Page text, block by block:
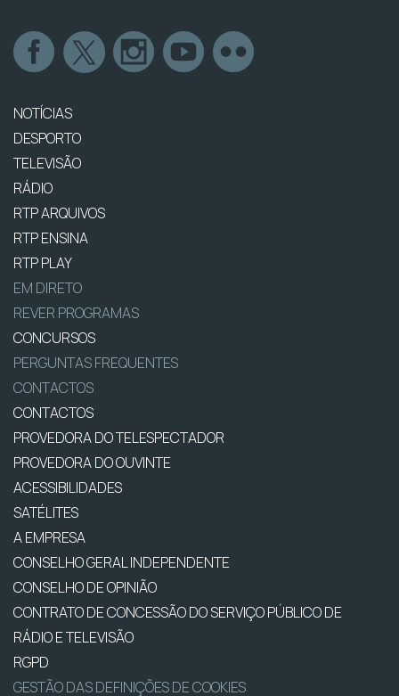
NOTÍCIAS
DESPORTO
TELEVISÃO
RÁDIO
RTP ARQUIVOS
RTP ENSINA
RTP PLAY
EM DIRETO
REVER PROGRAMAS
CONCURSOS
PERGUNTAS FREQUENTES
CONTACTOS
CONTACTOS
PROVEDORA DO TELESPECTADOR
PROVEDORA DO OUVINTE
ACESSIBILIDADES
SATÉLITES
A EMPRESA
CONSELHO GERAL INDEPENDENTE
CONSELHO DE OPINIÃO
CONTRATO DE CONCESSÃO DO SERVIÇO PÚBLICO DE
RÁDIO E TELEVISÃO
RGPD
GESTÃO DAS DEFINIÇÕES DE COOKIES